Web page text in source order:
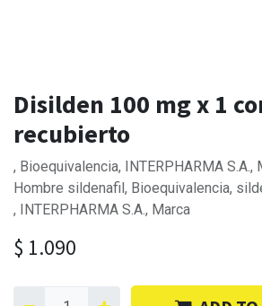
Disilden 100 mg x 1
recubierto
, Bioequivalencia, INTERPHARMA S.A.,
Hombre sildenafil, Bioequivalencia,
, INTERPHARMA S.A., Marca
$ 1.090